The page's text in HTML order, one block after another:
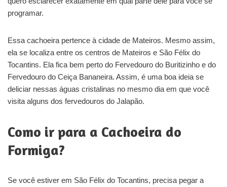
programar.
Essa cachoeira pertence à cidade de Mateiros. Mesmo assim,
ela se localiza entre os centros de Mateiros e São Félix do
Tocantins. Ela fica bem perto do Fervedouro do Buritizinho e do
Fervedouro do Ceiça Bananeira. Assim, é uma boa ideia se
deliciar nessas águas cristalinas no mesmo dia em que você
visita alguns dos fervedouros do Jalapão.
Como ir para a Cachoeira do
Formiga?
Se você estiver em São Félix do Tocantins, precisa pegar a